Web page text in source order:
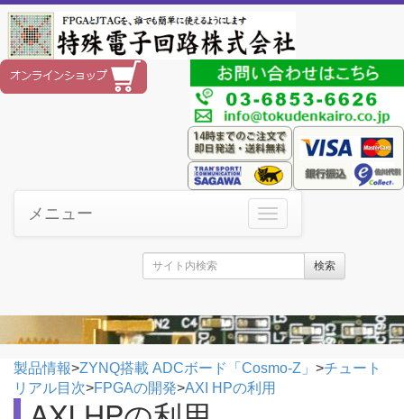
メニュー
検索
製品情報>ZYNQ搭載 ADCボード「Cosmo-Z」 >チュート
リアル目次>FPGAの開発>AXI HPの利用